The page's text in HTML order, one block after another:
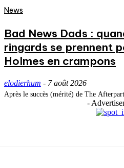
News
Bad News Dads :
ringards se prennent
Holmes en crampons
elodierhum - 7 août 2026
Après le succès (mérité) de The
-